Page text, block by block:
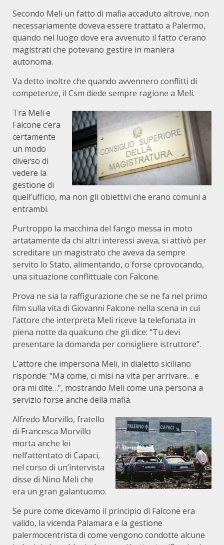
Secondo Meli un fatto di mafia accaduto altrove, non
necessariamente doveva essere trattato a Palermo,
quando nel luogo dove era avvenuto il fatto c’erano
magistrati che potevano gestire in maniera
autonoma.
Va detto inoltre che quando avvennero conflitti di
competenze, il Csm diede sempre ragione a Meli.
Tra Meli e
Falcone c’era
certamente
un modo
diverso di
vedere la
gestione di
quell’ufficio, ma non gli obiettivi che erano comuni a
entrambi.
Purtroppo la macchina del fango messa in moto
artatamente da chi altri interessi aveva, si attivò per
screditare un magistrato che aveva da sempre
servito lo Stato, alimentando, o forse cprovocando,
una situazione conflittuale con Falcone.
Prova ne sia la raffigurazione che se ne fa nel primo
film sulla vita di Giovanni Falcone nella scena in cui
l’attore che interpreta Meli riceve la telefonata in
piena notte da qualcuno che gli dice: “Tu devi
presentare la domanda per consigliere istruttore”.
L’attore che impersona Meli, in dialetto siciliano
risponde: “Ma come, ci misi na vita per arrivare… e
ora mi dite…”, mostrando Meli come una persona a
servizio forse anche della mafia.
Alfredo Morvillo, fratello
di Francesca Morvillo
morta anche lei
nell’attentato di Capaci,
nel corso di un’intervista
disse di Nino Meli che
era un gran galantuomo.
Se pure come dicevamo il principio di Falcone era
valido, la vicenda Palamara e la gestione
palermocentrista di come vengono condotte alcune